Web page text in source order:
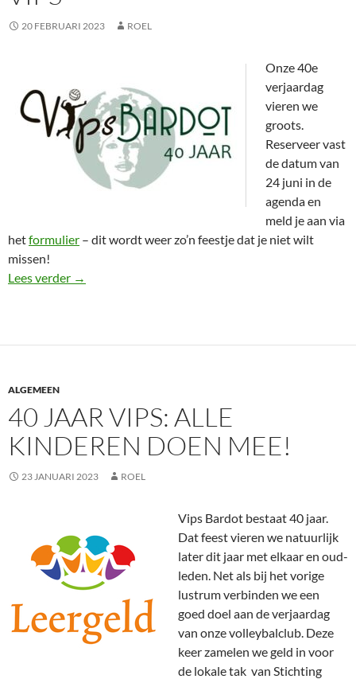
20 FEBRUARI 2023 ROEL
Onze 40e
verjaardag
vieren we
groots.
Reserveer vast
de datum van
24 juni in de
agenda en
meld je aan via
hetformulier – dit wordt weer zo’n feestje dat je niet wilt
missen!
Lees verder Meld je aan voor lustrumfeest 40 jaar Vips
→
ALGEMEEN
40 JAAR VIPS: ALLE
KINDEREN DOEN MEE!
23 JANUARI 2023 ROEL
Vips Bardot bestaat 40 jaar.
Dat feest vieren we natuurlijk
later dit jaar met elkaar en oud-
leden. Net als bij het vorige
lustrum verbinden we een
goed doel aan de verjaardag
van onze volleybalclub. Deze
keer zamelen we geld in voor
de lokale tak van Stichting